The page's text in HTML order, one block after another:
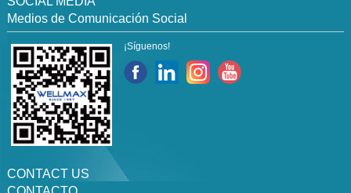
Medios de Comunicación Social
¡Síguenos!
CONTACT US